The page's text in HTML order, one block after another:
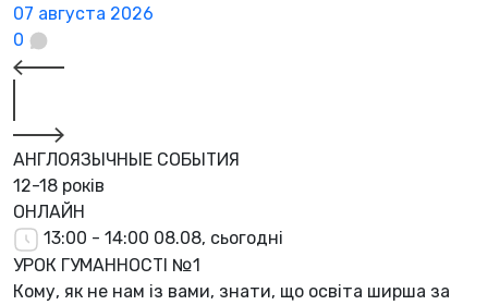
07 августа 2026
0
АНГЛОЯЗЫЧНЫЕ СОБЫТИЯ
12-18 років
ОНЛАЙН
13:00 - 14:00 08.08, сьогодні
УРОК ГУМАННОСТІ №1
Кому, як не нам із вами, знати, що освіта ширша за